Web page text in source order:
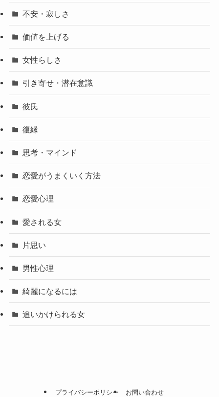
不安・寂しさ
価値を上げる
女性らしさ
引き寄せ・潜在意識
彼氏
復縁
思考・マインド
恋愛がうまくいく方法
恋愛心理
愛される女
片思い
男性心理
綺麗になるには
追いかけられる女
プライバシーポリシー お問い合わせ